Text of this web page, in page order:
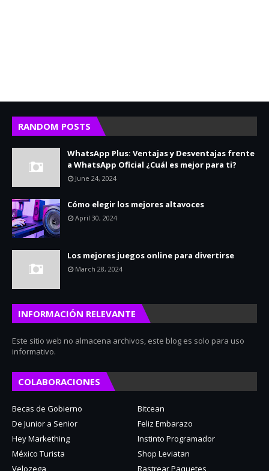
RANDOM POSTS
WhatsApp Plus: Ventajas y Desventajas frente
a WhatsApp Oficial ¿Cuál es mejor para ti?
June 24, 2024
Cómo elegir los mejores altavoces
April 30, 2024
Los mejores juegos online para divertirse
March 28, 2024
INFORMACIÓN RELEVANTE
Este sitio web no almacena archivos, este blog es solo para uso
informativo.
COLABORACIONES
Becas de Gobierno
Bitcean
De Junior a Senior
Feliz Embarazo
Hey Markething
Instinto Programador
México Turista
Shop Leviatan
Velozega
Rastrear Paquetes